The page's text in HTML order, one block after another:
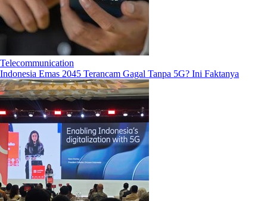
Telecommunication
Indonesia Emas 2045 Terancam Gagal Tanpa 5G? Ini Faktanya